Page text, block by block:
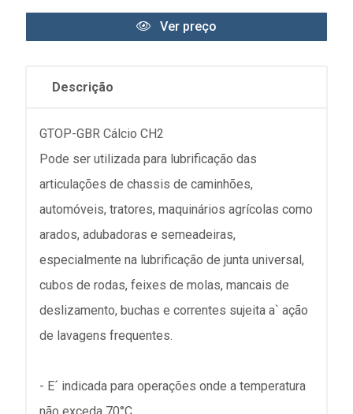
Ver preço
Descrição
GTOP-GBR Cálcio CH2
Pode ser utilizada para lubrificação das
articulações de chassis de caminhões,
automóveis, tratores, maquinários agrícolas como
arados, adubadoras e semeadeiras,
especialmente na lubrificação de junta universal,
cubos de rodas, feixes de molas, mancais de
deslizamento, buchas e correntes sujeita a` ação
de lavagens frequentes.
- E´ indicada para operações onde a temperatura